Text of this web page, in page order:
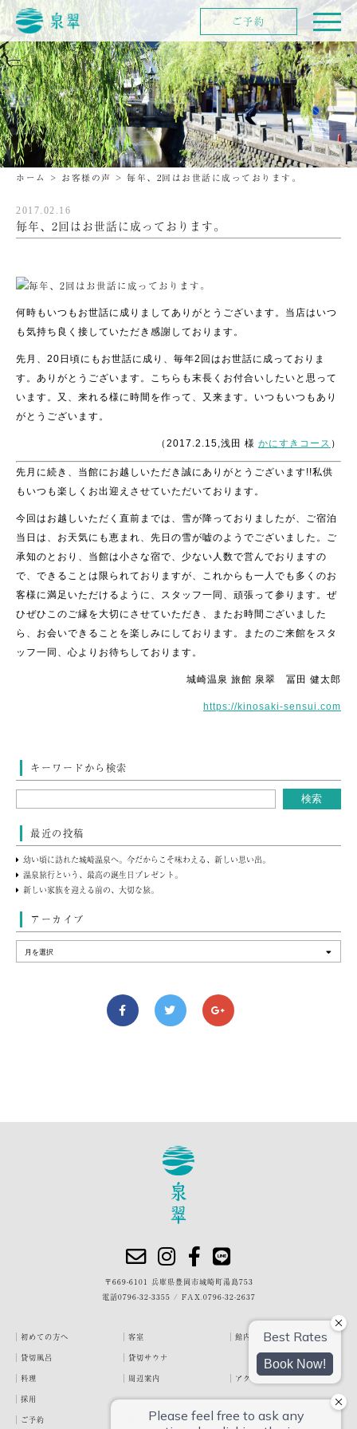
ホーム > お客様の声 > 毎年、2回はお世話に成っております。
2017.02.16
毎年、2回はお世話に成っております。
何時もいつもお世話に成りましてありがとうございます。当店はいつ
も気持ち良く接していただき感謝しております。
先月、20日頃にもお世話に成り、毎年2回はお世話に成っておりま
す。ありがとうございます。こちらも末長くお付合いしたいと思って
います。又、来れる様に時間を作って、又来ます。いつもいつもあり
がとうございます。
（2017.2.15,浅田 様 かにすきコース ）
先月に続き、当館にお越しいただき誠にありがとうございます!!私供
もいつも楽しくお出迎えさせていただいております。
今回はお越しいただく直前までは、雪が降っておりましたが、ご宿泊
当日は、お天気にも恵まれ、先日の雪が嘘のようでございました。ご
承知のとおり、当館は小さな宿で、少ない人数で営んでおりますの
で、できることは限られておりますが、これからも一人でも多くのお
客様に満足いただけるように、スタッフ一同、頑張って参ります。ぜ
ひぜひこのご縁を大切にさせていただき、またお時間ございました
ら、お会いできることを楽しみにしております。またのご来館をスタ
ッフ一同、心よりお待ちしております。
城崎温泉 旅館 泉翠 冨田 健太郎
https://kinosaki-sensui.com
キーワードから検索
最近の投稿
幼い頃に訪れた城崎温泉へ。今だからこそ味わえる、新しい思い出。
温泉旅行という、最高の誕生日プレゼント。
新しい家族を迎える前の、大切な旅。
アーカイブ
ご予約
〒669-6101 兵庫県豊岡市城崎町湯島753
電話0796-32-3355 / FAX.0796-32-2637
初めての方へ 客室
館内・施設
貸切風呂
貸切サウナ
料理
周辺案内
アクセス
採用
ご予約
宿泊約款 プライバシーポリシー